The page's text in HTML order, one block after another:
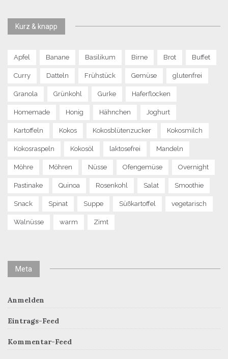
Kurz & knapp
Apfel Banane Basilikum Birne Brot Buffet
Curry Datteln Frühstück Gemüse glutenfrei
Granola Grünkohl Gurke Haferflocken
Homemade Honig Hähnchen Joghurt
Kartoffeln Kokos Kokosblütenzucker Kokosmilch
Kokosraspeln Kokosöl laktosefrei Mandeln
Möhre Möhren Nüsse Ofengemüse Overnight
Pastinake Quinoa Rosenkohl Salat Smoothie
Snack Spinat Suppe Süßkartoffel vegetarisch
Walnüsse warm Zimt
Meta
Anmelden
Eintrags-Feed
Kommentar-Feed